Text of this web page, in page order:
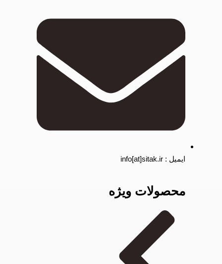
ایمیل : info[at]sitak.ir
محصولات ویژه